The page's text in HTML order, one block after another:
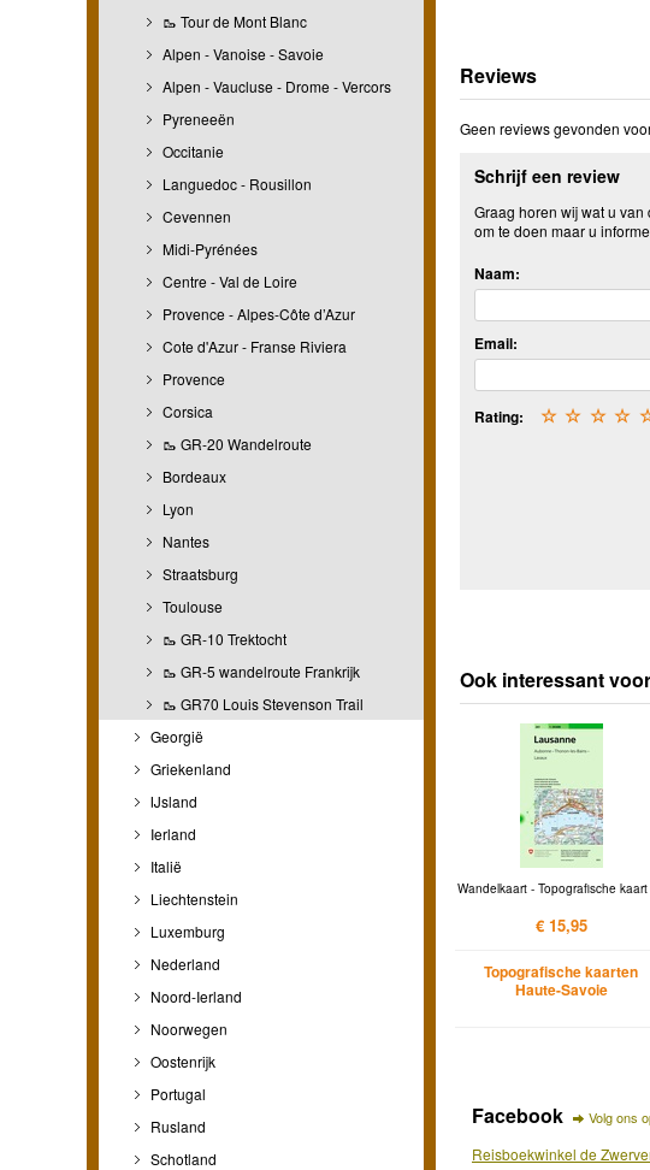
🥾 Tour de Mont Blanc
Alpen - Vanoise - Savoie
Alpen - Vaucluse - Drome - Vercors
Pyreneeën
Occitanie
Languedoc - Rousillon
Cevennen
Midi-Pyrénées
Centre - Val de Loire
Provence - Alpes-Côte d’Azur
Cote d'Azur - Franse Riviera
Provence
Corsica
🥾 GR-20 Wandelroute
Bordeaux
Lyon
Nantes
Straatsburg
Toulouse
🥾 GR-10 Trektocht
🥾 GR-5 wandelroute Frankrijk
🥾 GR70 Louis Stevenson Trail
Georgië
Griekenland
IJsland
Ierland
Italië
Liechtenstein
Luxemburg
Nederland
Noord-Ierland
Noorwegen
Oostenrijk
Portugal
Rusland
Schotland
Reviews
Geen reviews gevonden
Schrijf een review
Graag horen wij wat u
om te doen maar u
Naam:
Email:
Rating: ☆
☆
☆
☆
Ook interessant
Wandelkaart - Topografische kaart
€ 15,95
Topografische kaarten
Haute-Savoie
Facebook Volg ons
Reisboekwinkel de